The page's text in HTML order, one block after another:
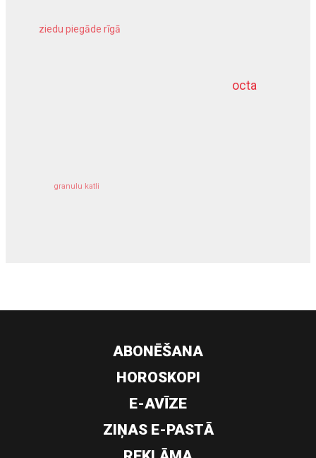
octa
ziedu piegāde rīgā
granulu katli
dziļurbums
ABONĒŠANA
HOROSKOPI
E-AVĪZE
ZIŅAS E-PASTĀ